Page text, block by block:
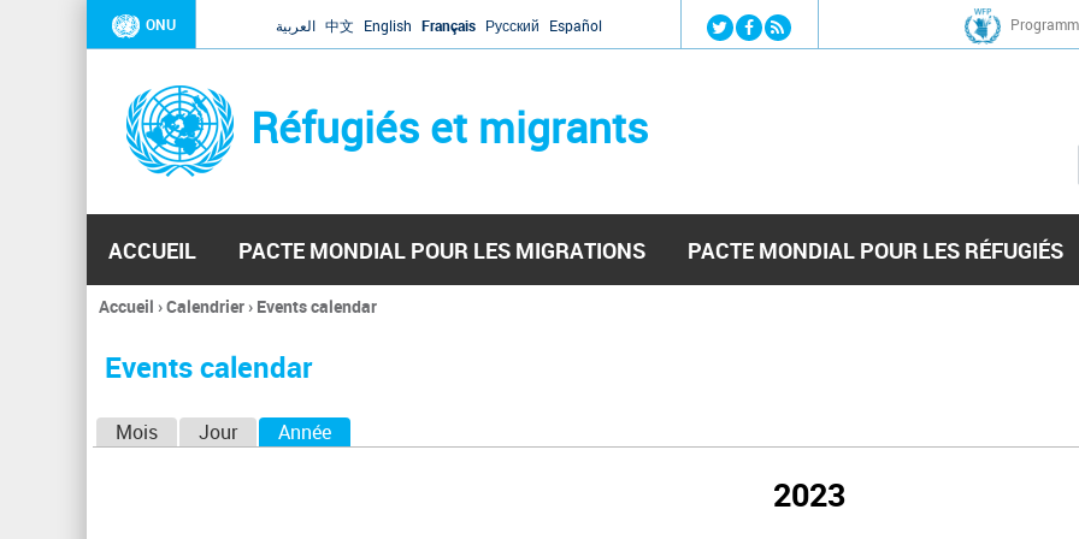
Jump to navigation
ONU العربية 中文 English Français Русский Español
Réfugiés et migrants
ACCUEIL PACTE MONDIAL POUR LES MIGRATIONS PACTE MONDIAL POUR LES RÉFUGIÉS
Vous
ici
Accueil ›Calendrier› Events calendar
Events calendar
Mois Jour Année
2023